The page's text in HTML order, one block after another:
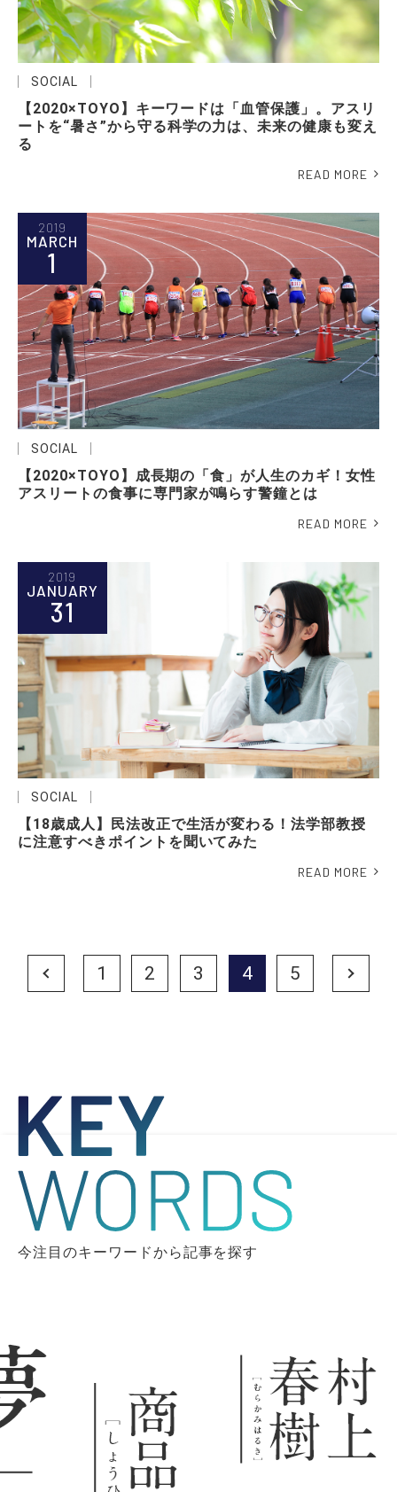
SOCIAL
【2020×TOYO】キーワードは「血管保護」。アスリ
ートを“暑さ”から守る科学の力は、未来の健康も変え
る
READ MORE
2019
MARCH
1
SOCIAL
【2020×TOYO】成長期の「食」が人生のカギ！女性
アスリートの食事に専門家が鳴らす警鐘とは
READ MORE
2019
JANUARY
31
SOCIAL
【18歳成人】民法改正で生活が変わる！法学部教授
に注意すべきポイントを聞いてみた
READ MORE
Prev 1 2 3 4 5 Next
今注目のキーワードから記事を探す